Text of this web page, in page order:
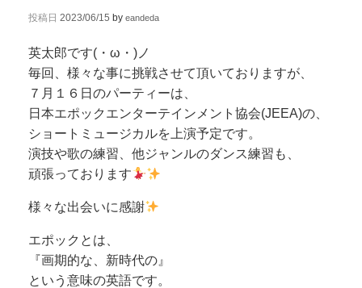
投稿日 2023/06/15 by eandeda
英太郎です(・ω・)ノ
毎回、様々な事に挑戦させて頂いておりますが、
７月１６日のパーティーは、
日本エポックエンターテインメント協会(JEEA)の、
ショートミュージカルを上演予定です。
演技や歌の練習、他ジャンルのダンス練習も、
頑張っております
様々な出会いに感謝
エポックとは、
『画期的な、新時代の』
という意味の英語です。